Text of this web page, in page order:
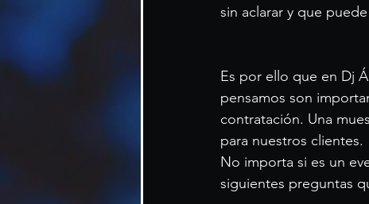
sin aclarar y que
Es por ello que en Dj
pensamos son
contratación. Una
para nuestros clientes.
No importa si es un
siguientes preguntas